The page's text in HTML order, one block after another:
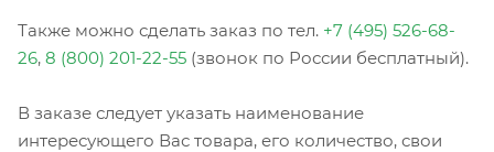
Также можно сделать заказ по тел. +7 (495) 526-68-
26, 8 (800) 201-22-55 (звонок по России бесплатный).
В заказе следует указать наименование
интересующего Вас товара, его количество, свои